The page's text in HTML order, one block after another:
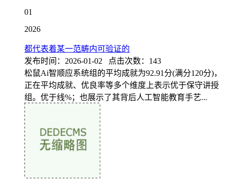
01
2026
都代表着某一范畴内可验证的
发布时间：2026-01-02 点击次数：143
松鼠Ai智顺应系统组的平均成就为92.91分(满分120分)，
正在平均成就、优良率等多个维度上表示优于保守讲授
组。优于线%；也展示了其背后人工智能教育手艺...